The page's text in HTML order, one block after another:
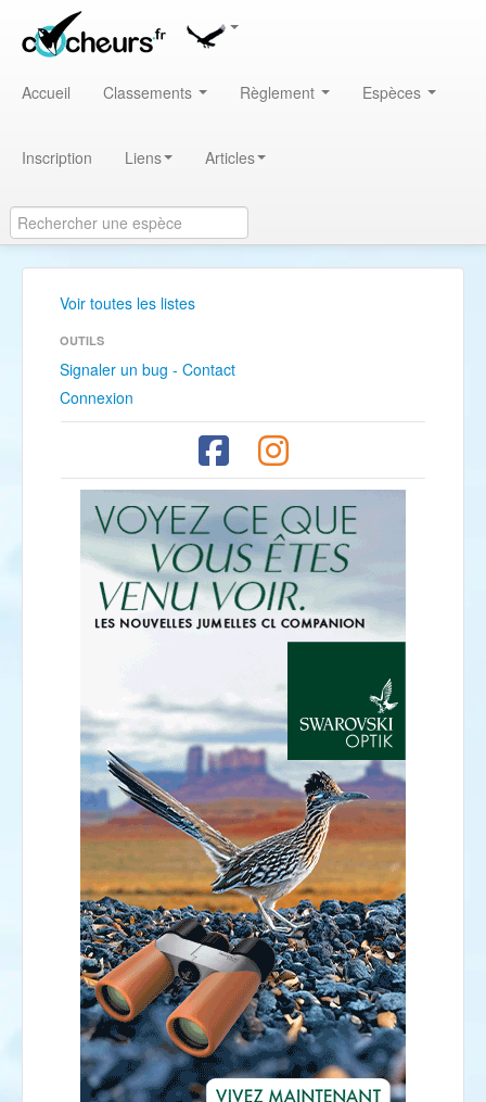
Accueil Classements Règlement Espèces
Inscription Liens Articles
Voir toutes les listes
OUTILS
Signaler un bug - Contact
Connexion